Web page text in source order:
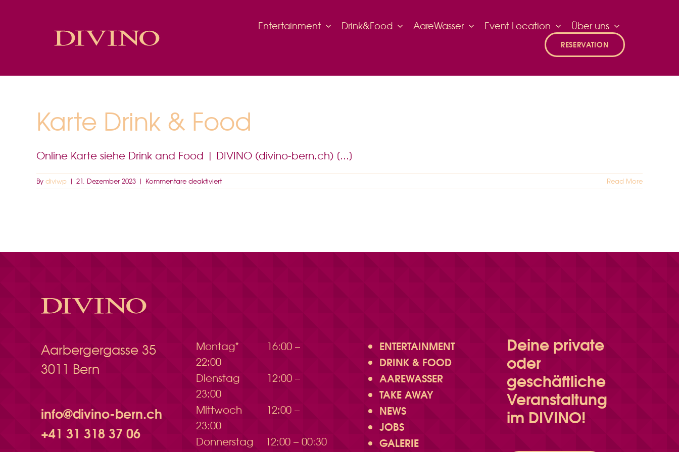
Entertainment Drink&Food AareWasser Event Location Über uns
RESERVATION
Karte Drink & Food
Online Karte siehe Drink and Food | DIVINO (divino-bern.ch) [...]
By diviwp | 21. Dezember 2023 | Kommentare deaktiviertfür
Karte
Read More
Aarbergergasse 35
3011 Bern
info@divino-bern.ch
+41 31 318 37 06
Montag*
16:00 –
22:00
Dienstag
12:00 –
23:00
Mittwoch
12:00 –
23:00
Donnerstag
12:00 – 00:30
ENTERTAINMENT
DRINK & FOOD
AAREWASSER
TAKE AWAY
NEWS
JOBS
GALERIE
Deine private
oder
geschäftliche
Veranstaltung
im DIVINO!